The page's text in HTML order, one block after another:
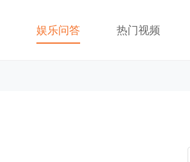
娱乐问答 热门视频